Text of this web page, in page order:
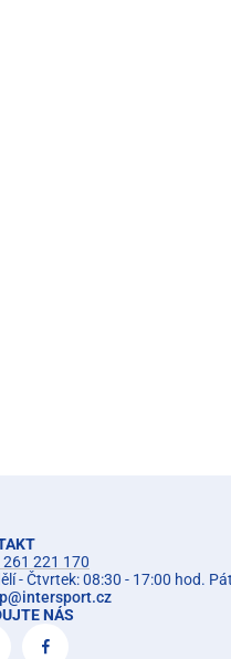
221 170
- Čtvrtek: 08:30 - 17:00 hod.
@intersport.cz
NÁS